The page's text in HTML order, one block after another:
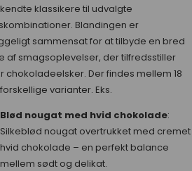
klassikere til udvalgte
Blandingen er
sammensat for at tilbyde en bred
af smagsoplevelser, der tilfredsstiller
chokoladeelsker. Der findes mellem 18
varianter. Eks.
Blød nougat med hvid chokolade:
Silkeblød nougat overtrukket med cremet
hvid chokolade – en perfekt balance
mellem sødt og delikat.